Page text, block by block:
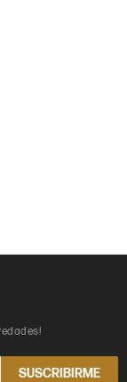
SUSCRIBIRME